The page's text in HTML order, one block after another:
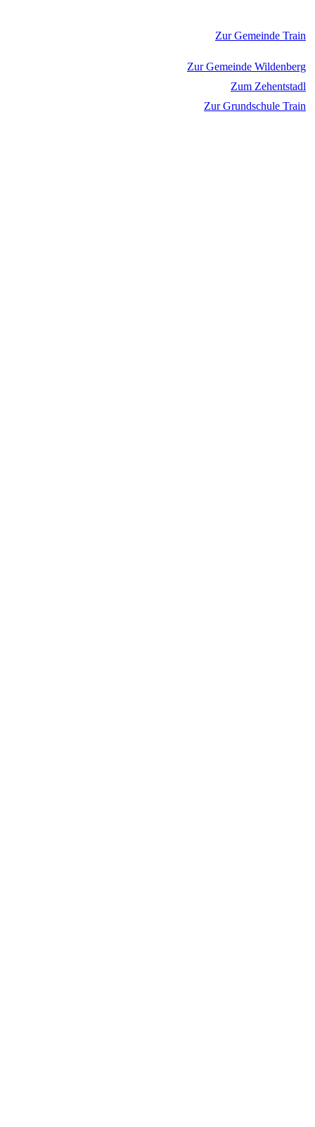
Zur Gemeinde Train
Zur Gemeinde Wildenberg
Zum Zehentstadl
Zur Grundschule Train